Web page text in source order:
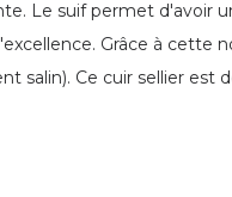
Le suif permet d'avoir
Grâce à cette
salin). Ce cuir sellier est